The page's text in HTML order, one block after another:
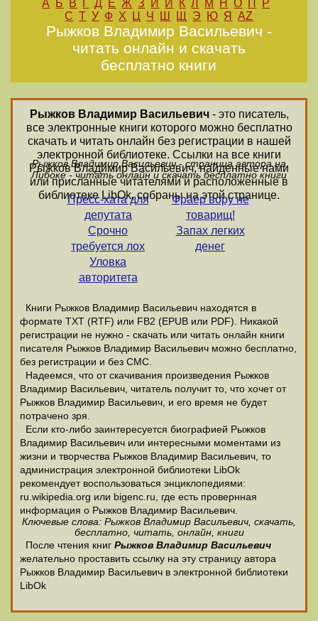
А Б В Г Д Е Ж З И Й К Л М Н О П
Р
С Т У Ф Х Ц Ч Ш Щ Э Ю Я AZ
Рыжков Владимир Васильевич -
читать онлайн и скачать
бесплатно книги
Рыжков Владимир Васильевич- это писатель,
все электронные книги которого можно бесплатно
скачать и читать онлайн без регистрации в нашей
электронной библиотеке. Ссылки на все книги
Рыжков Владимир Васильевич, найденные нами
или присланные читателями и расположенные в
библиотеке LibOk, собраны на этой странице.
Рыжков Владимир Васильевич - страница автора на
Либоке - читать онлайн и скачать бесплатно книги
Пресс-хата для
депутата
Срочно
требуется лох
Уловка
авторитета
Фраер вору не
товарищ!
Запах легких
денег
Книги Рыжков Владимир Васильевич находятся в
формате ТХТ (RTF) или FB2 (EPUB или PDF). Никакой
регистрации не нужно - скачать или читать онлайн книги
писателя Рыжков Владимир Васильевич можно бесплатно,
без регистрации и без СМС.
Надеемся, что от скачивания произведения Рыжков
Владимир Васильевич, читатель получит то, что хочет от
Рыжков Владимир Васильевич, и его время не будет
потрачено зря.
Если кто-либо заинтересуется биографией Рыжков
Владимир Васильевич или интересными моментами из
жизни и творчества Рыжков Владимир Васильевич, то
администрация электронной библиотеки LibOk
рекомендует воспользоваться энциклопедиями:
ru.wikipedia.org или bigenc.ru, где есть провернная
информация о Рыжков Владимир Васильевич.
Ключевые слова: Рыжков Владимир Васильевич, скачать,
бесплатно, читать, онлайн, книги
После чтения книг Рыжков Владимир Васильевич
желательно проставить ссылку на эту страницу автора
Рыжков Владимир Васильевич в электронной библиотеки
LibOk